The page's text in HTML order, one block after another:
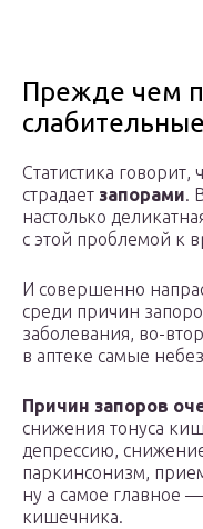
Прежде чем
слабительные
Статистика говорит,
страдает запорами.
настолько
с этой проблемой к
И совершенно
среди причин
заболевания, во-
в аптеке самые
Причин запоров
снижения тонуса
депрессию,
паркинсонизм,
ну а самое главное
кишечника.